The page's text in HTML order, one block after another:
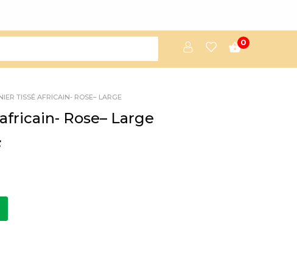
0
TISSÉ AFRICAIN- ROSE– LARGE
Rose– Large